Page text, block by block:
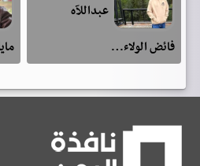
عبداللآه
فائض الولاء…